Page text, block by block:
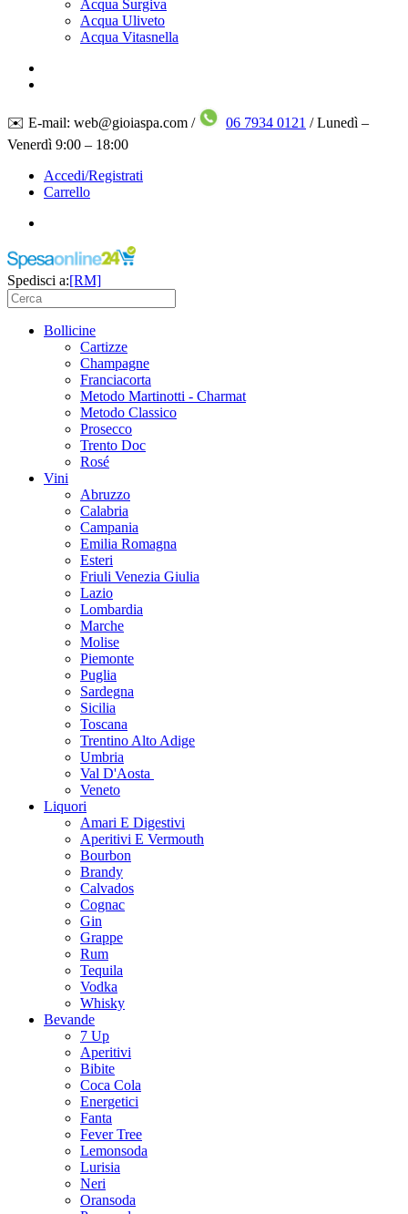
Acqua Surgiva
Acqua Uliveto
Acqua Vitasnella
✉️ E-mail: web@gioiaspa.com / 06 7934 0121 / Lunedì –
Venerdì 9:00 – 18:00
Accedi/Registrati
Carrello
Spedisci a:[RM]
Bollicine
Cartizze
Champagne
Franciacorta
Metodo Martinotti - Charmat
Metodo Classico
Prosecco
Trento Doc
Rosé
Vini
Abruzzo
Calabria
Campania
Emilia Romagna
Esteri
Friuli Venezia Giulia
Lazio
Lombardia
Marche
Molise
Piemonte
Puglia
Sardegna
Sicilia
Toscana
Trentino Alto Adige
Umbria
Val D'Aosta
Veneto
Liquori
Amari E Digestivi
Aperitivi E Vermouth
Bourbon
Brandy
Calvados
Cognac
Gin
Grappe
Rum
Tequila
Vodka
Whisky
Bevande
7 Up
Aperitivi
Bibite
Coca Cola
Energetici
Fanta
Fever Tree
Lemonsoda
Lurisia
Neri
Oransoda